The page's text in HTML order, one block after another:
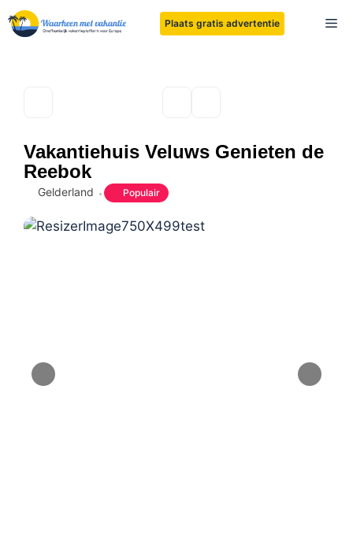
Ga
naar
Plaats gratis advertentie
Vakantiehuis Veluws Genieten de
Reebok
Gelderland Populair